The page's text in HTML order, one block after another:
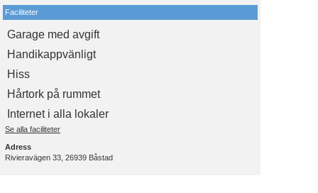
Faciliteter
Garage med avgift
Handikappvänligt
Hiss
Hårtork på rummet
Internet i alla lokaler
Se alla faciliteter
Adress
Rivieravägen 33, 26939 Båstad